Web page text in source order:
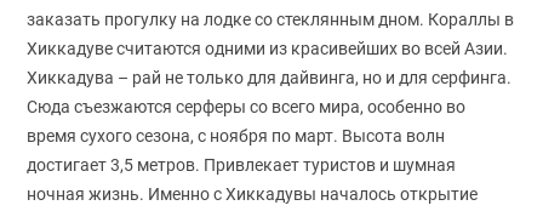
заказать прогулку на лодке со стеклянным дном. Кораллы в
Хиккадуве считаются одними из красивейших во всей Азии.
Хиккадува – рай не только для дайвинга, но и для серфинга.
Сюда съезжаются серферы со всего мира, особенно во
время сухого сезона, с ноября по март. Высота волн
достигает 3,5 метров. Привлекает туристов и шумная
ночная жизнь. Именно с Хиккадувы началось открытие